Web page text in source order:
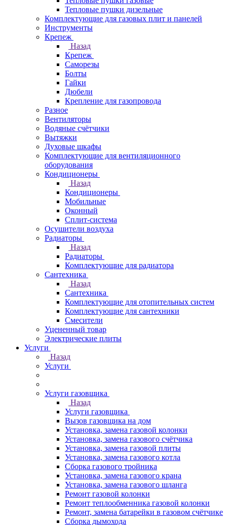
Тепловые пушки дизельные
Комплектующие для газовых плит и панелей
Инструменты
Крепеж
Назад
Крепеж
Саморезы
Болты
Гайки
Дюбели
Крепление для газопровода
Разное
Вентиляторы
Водяные счётчики
Вытяжки
Духовые шкафы
Комплектующие для вентиляционного
оборудования
Кондиционеры
Назад
Кондиционеры
Мобильные
Оконный
Сплит-система
Осушители воздуха
Радиаторы
Назад
Радиаторы
Комплектующие для радиатора
Сантехника
Назад
Сантехника
Комплектующие для отопительных систем
Комплектующие для сантехники
Смесители
Уцененный товар
Электрические плиты
Услуги
Назад
Услуги
Услуги газовщика
Назад
Услуги газовщика
Вызов газовщика на дом
Установка, замена газовой колонки
Установка, замена газового счётчика
Установка, замена газовой плиты
Установка, замена газового котла
Сборка газового тройника
Установка, замена газового крана
Установка, замена газового шланга
Ремонт газовой колонки
Ремонт теплообменника газовой колонки
Ремонт, замена батарейки в газовом счётчике
Сборка дымохода